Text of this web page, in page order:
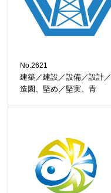
No.2621
建築／建設／設備／設計／
造園、堅め／堅実、青